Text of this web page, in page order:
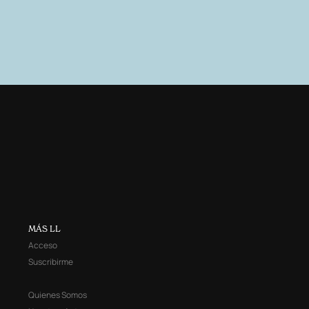
MÁS LL
Acceso
Suscribirme
Quienes Somos